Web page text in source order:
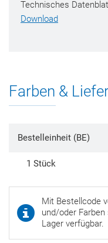
Technisches
Download
Farben &
Bestelleinheit (BE)
1 Stück
Mit Bestellcode
und/oder
Lager verfügbar.